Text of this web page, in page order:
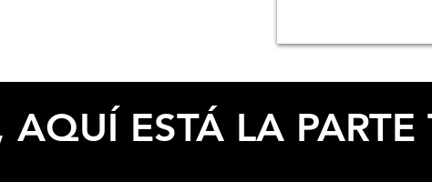
ESPECIFICACIONES
ESTÁ LA PARTE